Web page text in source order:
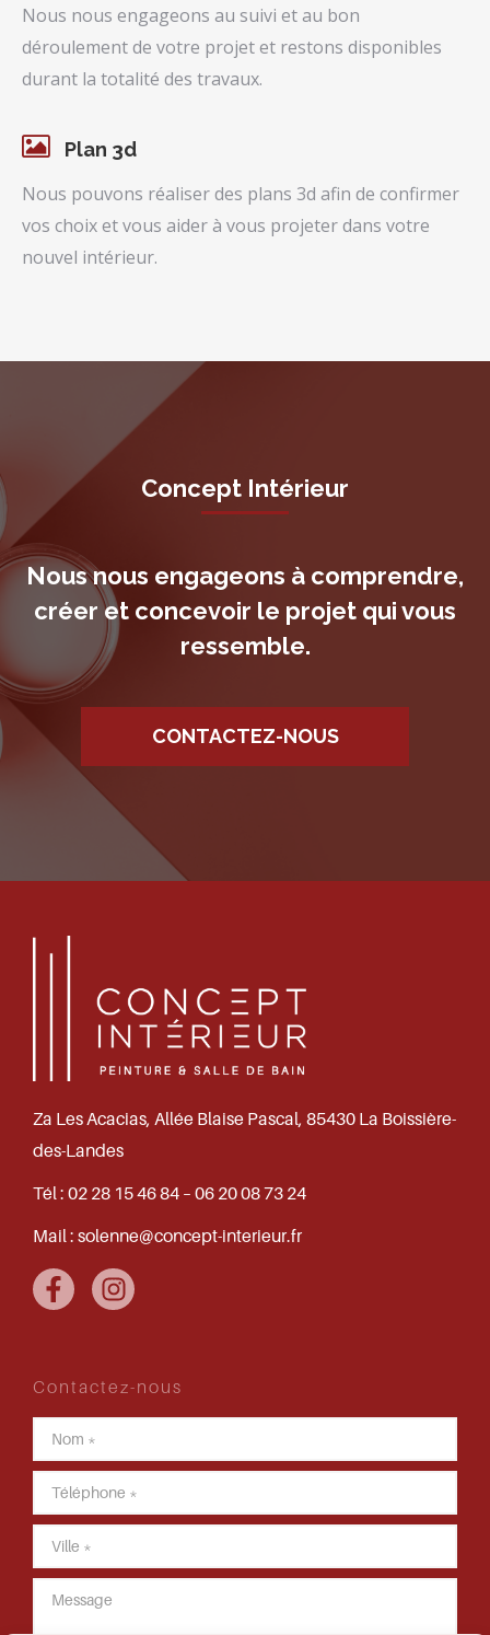
Nous nous engageons au suivi et au bon
déroulement de votre projet et restons disponibles
durant la totalité des travaux.
Plan 3d
Nous pouvons réaliser des plans 3d afin de confirmer
vos choix et vous aider à vous projeter dans votre
nouvel intérieur.
Concept Intérieur
Nous nous engageons à comprendre,
créer et concevoir le projet qui vous
ressemble.
CONTACTEZ-NOUS
Za Les Acacias, Allée Blaise Pascal, 85430 La Boissière-
des-Landes
Tél : 02 28 15 46 84 – 06 20 08 73 24
Mail : solenne@concept-interieur.fr
Contactez-nous